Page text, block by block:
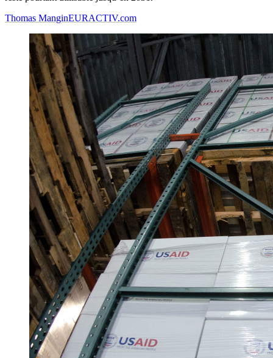
Thomas ManginEURACTIV.com